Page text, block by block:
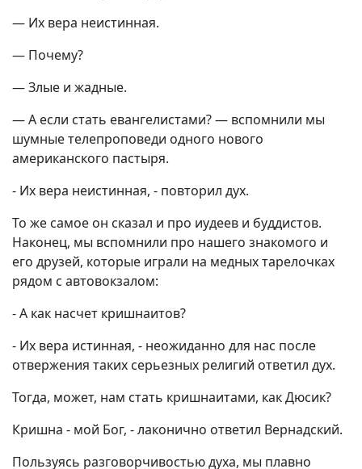
— Их вера неистинная.
— Почему?
— Злые и жадные.
— А если стать евангелистами? — вспомнили мы
шумные телепроповеди одного нового
американского пастыря.
- Их вера неистинная, - повторил дух.
То же самое он сказал и про иудеев и буддистов.
Наконец, мы вспомнили про нашего знакомого и
его друзей, которые играли на медных тарелочках
рядом с автовокзалом:
- А как насчет кришнаитов?
- Их вера истинная, - неожиданно для нас после
отвержения таких серьезных религий ответил дух.
Тогда, может, нам стать кришнаитами, как Дюсик?
Кришна - мой Бог, - лаконично ответил Вернадский.
Пользуясь разговорчивостью духа, мы плавно